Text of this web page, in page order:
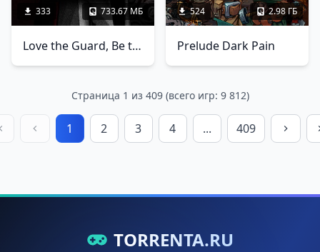
333 733.67 МБ
Love the Guard, Be the King - A Visual Novel
524 2.98 ГБ
Prelude Dark Pain
Страница 1 из 409 (всего игр: 9 812)
1 2 3 4 ... 409
TORRENTA.RU